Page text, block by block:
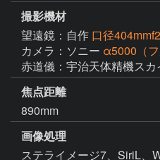
撮影機材
望遠鏡：自作 口径
カメラ：ソニー α5000（フ
赤道儀：宇治天体精機ス
焦点距離
890mm
画像処理
ステライメージ7、SiriL、